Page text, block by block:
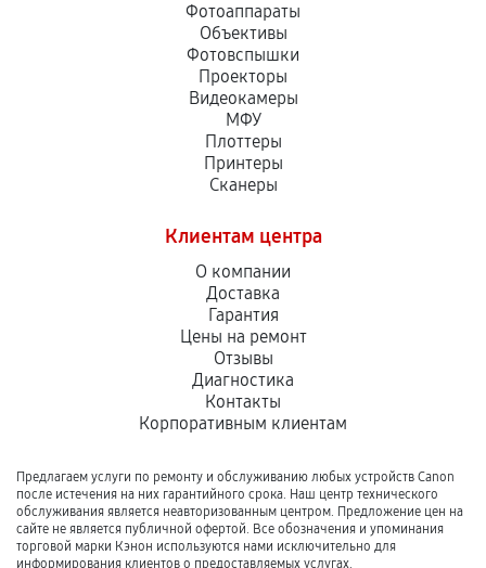
Фотоаппараты
Объективы
Фотовспышки
Проекторы
Видеокамеры
МФУ
Плоттеры
Принтеры
Сканеры
Клиентам центра
О компании
Доставка
Гарантия
Цены на ремонт
Отзывы
Диагностика
Контакты
Корпоративным клиентам
Предлагаем услуги по ремонту и обслуживанию любых устройств Canon
после истечения на них гарантийного срока. Наш центр технического
обслуживания является неавторизованным центром. Предложение цен на
сайте не является публичной офертой. Все обозначения и упоминания
торговой марки Кэнон используются нами исключительно для
информирования клиентов о предоставляемых услугах.